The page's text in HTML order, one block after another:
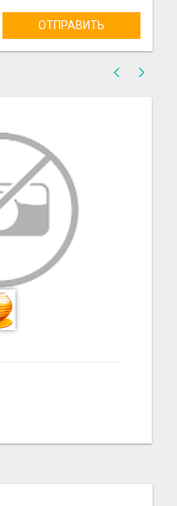
ОТПРАВИТЬ